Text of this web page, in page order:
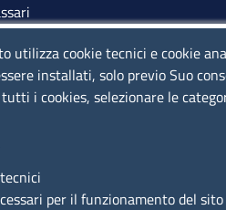
mercoledì pomeriggio:
utilizza cookie tecnici e cookie
installati, solo previo Suo
i cookies, selezionare le
per il funzionamento del